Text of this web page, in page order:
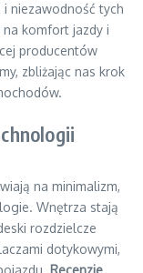
niezawodność tych
na komfort jazdy i
producentów
zbliżając nas krok
na minimalizm,
Wnętrza stają
rozdzielcze
dotykowymi,
Recenzje